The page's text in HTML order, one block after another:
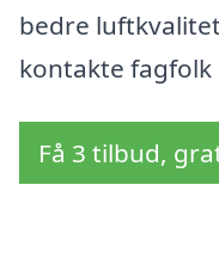
bedre
kontakte fagfolk
Få 3 tilbud,